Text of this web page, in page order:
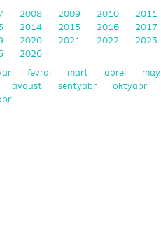
2008 2009 2010 2011
2014 2015 2016 2017
2020 2021 2022 2023
2026
fevral mart aprel may
avqust sentyabr oktyabr